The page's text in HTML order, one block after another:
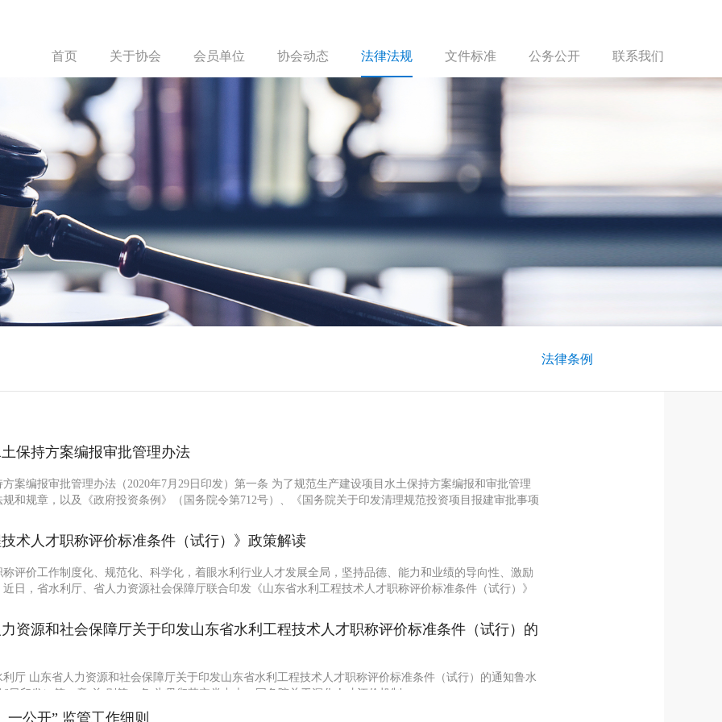
首页 关于协会 会员单位 协会动态 法律法规 文件标准 公务公开 联系我们
法律条例
保持方案编报审批管理办法
案编报审批管理办法（2020年7月29日印发）第一条 为了规范生产建设项目水土保持方案编报和审批管理
和规章，以及《政府投资条例》（国务院令第712号）、《国务院关于印发清理规范投资项目报建审批事项
术人才职称评价标准条件（试行）》政策解读
评价工作制度化、规范化、科学化，着眼水利行业人才发展全局，坚持品德、能力和业绩的导向性、激励
日，省水利厅、省人力资源社会保障厅联合印发《山东省水利工程技术人才职称评价标准条件（试行）》
资源和社会保障厅关于印发山东省水利工程技术人才职称评价标准条件（试行）的
利厅 山东省人力资源和社会保障厅关于印发山东省水利工程技术人才职称评价标准条件（试行）的通知鲁水
6日印发）第一章 总 则第一条 为贯彻落实党中央、国务院关于深化人才评价机制...
一公开” 监管工作细则